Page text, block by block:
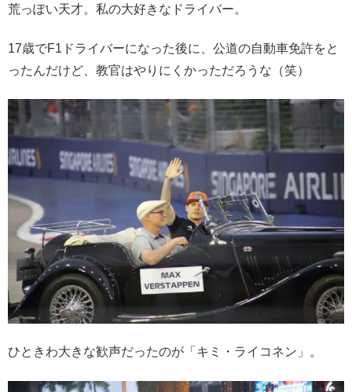
荒っぽい天才。私の大好きなドライバー。
17歳でF1ドライバーになった後に、公道の自動車免許をと
ったんだけど、教官はやりにくかっただろうな（笑）
ひときわ大きな歓声だったのが「キミ・ライコネン」。